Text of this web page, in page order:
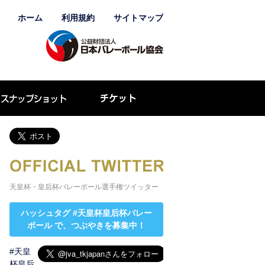
ホーム 利用規約 サイトマップ
天皇杯・皇后杯バレーボール選手権ツイッター
ハッシュタグ#天皇杯皇后杯バレー
ボールで、つぶやきを募集中！
#天皇